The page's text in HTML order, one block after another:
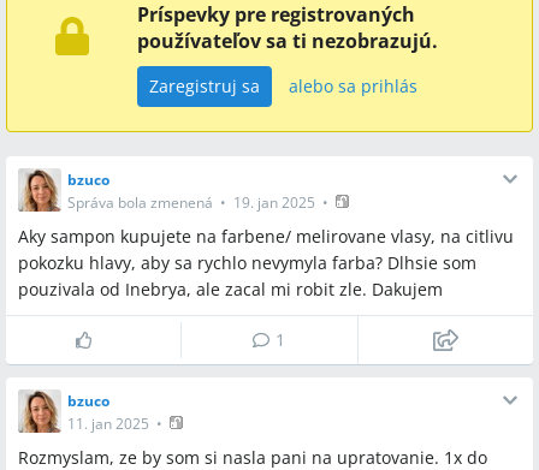
Príspevky pre registrovaných
používateľov sa ti nezobrazujú.
Zaregistruj sa alebo sa prihlás
bzuco
Správa bola zmenená • 19. jan 2025 •
Aky sampon kupujete na farbene/ melirovane vlasy, na citlivu
pokozku hlavy, aby sa rychlo nevymyla farba? Dlhsie som
pouzivala od Inebrya, ale zacal mi robit zle. Dakujem
1
bzuco
11. jan 2025 •
Rozmyslam, ze by som si nasla pani na upratovanie. 1x do